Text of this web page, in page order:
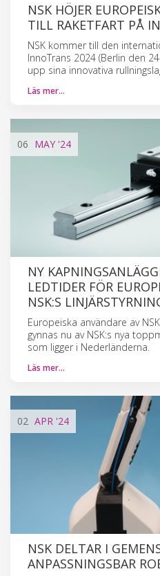
NSK HÖJER
TILL RAKETFART PÅ
NSK kommer till den
InnoTrans 2024 (Berlin den
upp sina innovativa
Läs mer…
06 MAY '24
NY
LEDTIDER FÖR
NSK:S
Europeiska användare av
gynnas nu av NSK:s nya
som ligger i Nederländerna.
Läs mer…
02 APR '24
NSK DELTAR I
ANPASSNINGSBAR